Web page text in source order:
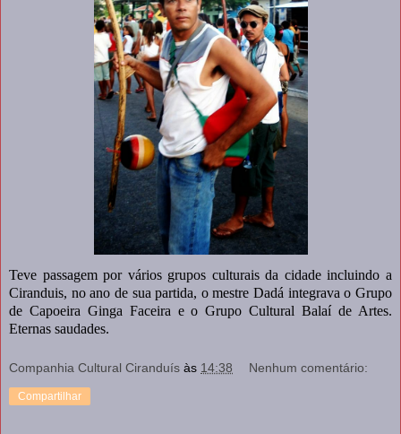
Teve passagem por vários grupos culturais da cidade incluindo a
Ciranduis, no ano de sua partida, o mestre Dadá integrava o Grupo
de Capoeira Ginga Faceira e o Grupo Cultural Balaí de Artes.
Eternas saudades.
Companhia Cultural Ciranduís às 14:38 Nenhum comentário:
Compartilhar